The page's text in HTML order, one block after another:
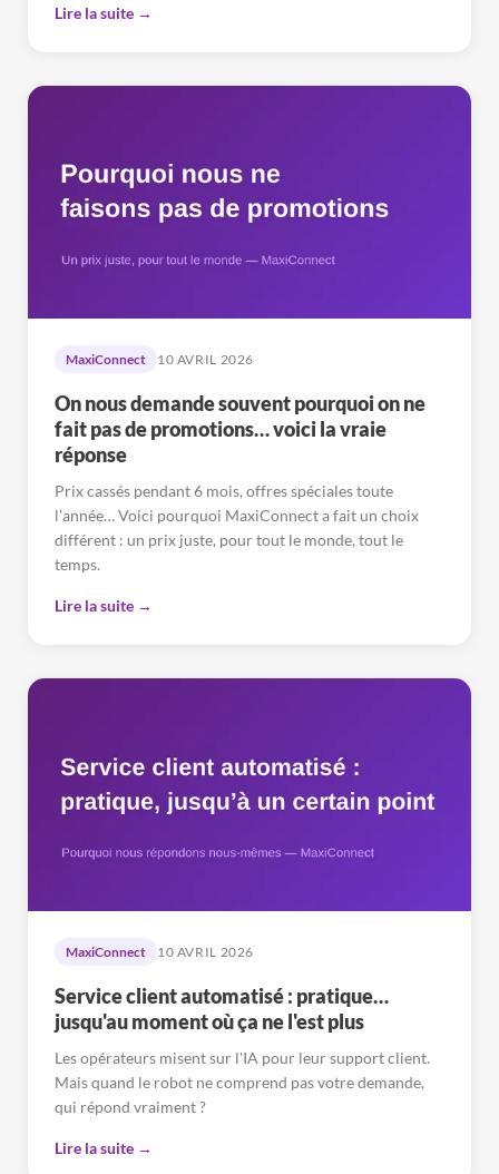
Lire la suite →
MaxiConnect 10 AVRIL 2026
On nous demande souvent pourquoi on ne
fait pas de promotions… voici la vraie
réponse
Prix cassés pendant 6 mois, offres spéciales toute
l'année… Voici pourquoi MaxiConnect a fait un choix
différent : un prix juste, pour tout le monde, tout le
temps.
Lire la suite →
MaxiConnect 10 AVRIL 2026
Service client automatisé : pratique…
jusqu'au moment où ça ne l'est plus
Les opérateurs misent sur l'IA pour leur support client.
Mais quand le robot ne comprend pas votre demande,
qui répond vraiment ?
Lire la suite →